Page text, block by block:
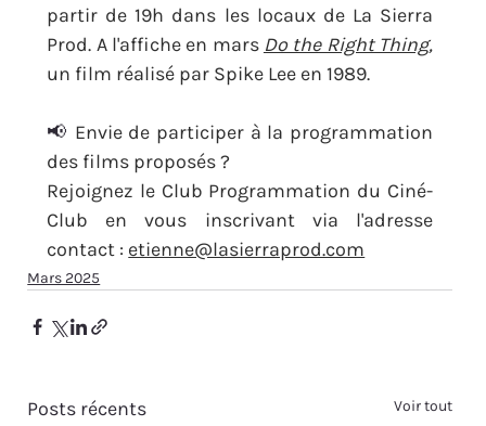
partir de 19h dans les locaux de La Sierra
Prod. A l'affiche en mars Do the Right Thing,
un film réalisé par Spike Lee en 1989.
📢 Envie de participer à la programmation
des films proposés ?
Rejoignez le Club Programmation du Ciné-
Club en vous inscrivant via l'adresse
contact : etienne@lasierraprod.com
Mars 2025
Posts récents Voir tout